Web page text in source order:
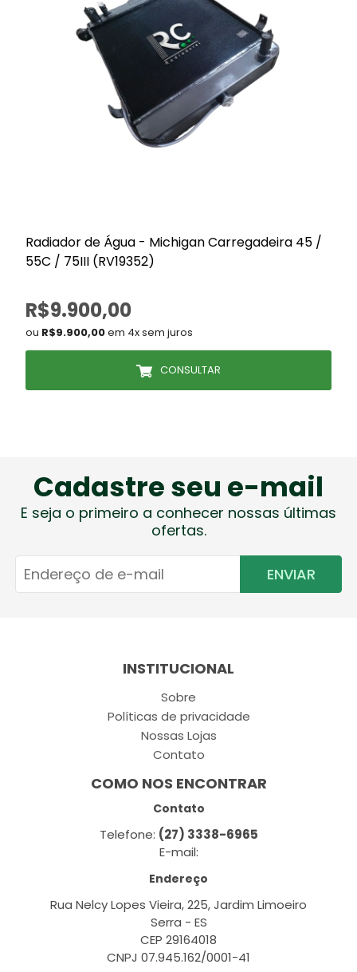
Radiador de Água - Michigan Carregadeira 45 /
55C / 75III (RV19352)
R$9.900,00
ou R$9.900,00em 4x sem juros
CONSULTAR
Cadastre seu e-mail
E seja o primeiro a conhecer nossas últimas
ofertas.
ENVIAR
INSTITUCIONAL
Sobre
Políticas de privacidade
Nossas Lojas
Contato
COMO NOS ENCONTRAR
Contato
Telefone: (27) 3338-6965
E-mail:
Endereço
Rua Nelcy Lopes Vieira, 225, Jardim Limoeiro
Serra - ES
CEP 29164018
CNPJ 07.945.162/0001-41